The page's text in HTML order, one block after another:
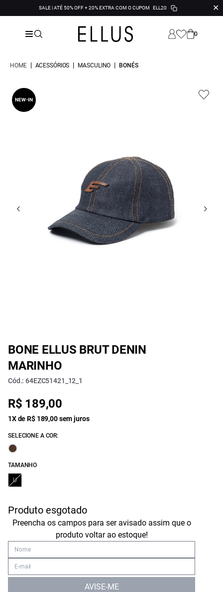
SALE | ATÉ 50% OFF + 20% EXTRA COM O CUPOM ELL20 ✕
0
HOME | ACESSÓRIOS | MASCULINO | BONÉS
NEW-IN
BONE ELLUS BRUT DENIN
MARINHO
Cód.: 64EZC51421_12_1
R$ 189,00
1X de R$ 189,00 sem juros
SELECIONE A COR:
TAMANHO
U
Produto esgotado
Preencha os campos para ser avisado assim que o
produto voltar ao estoque!
AVISE-ME